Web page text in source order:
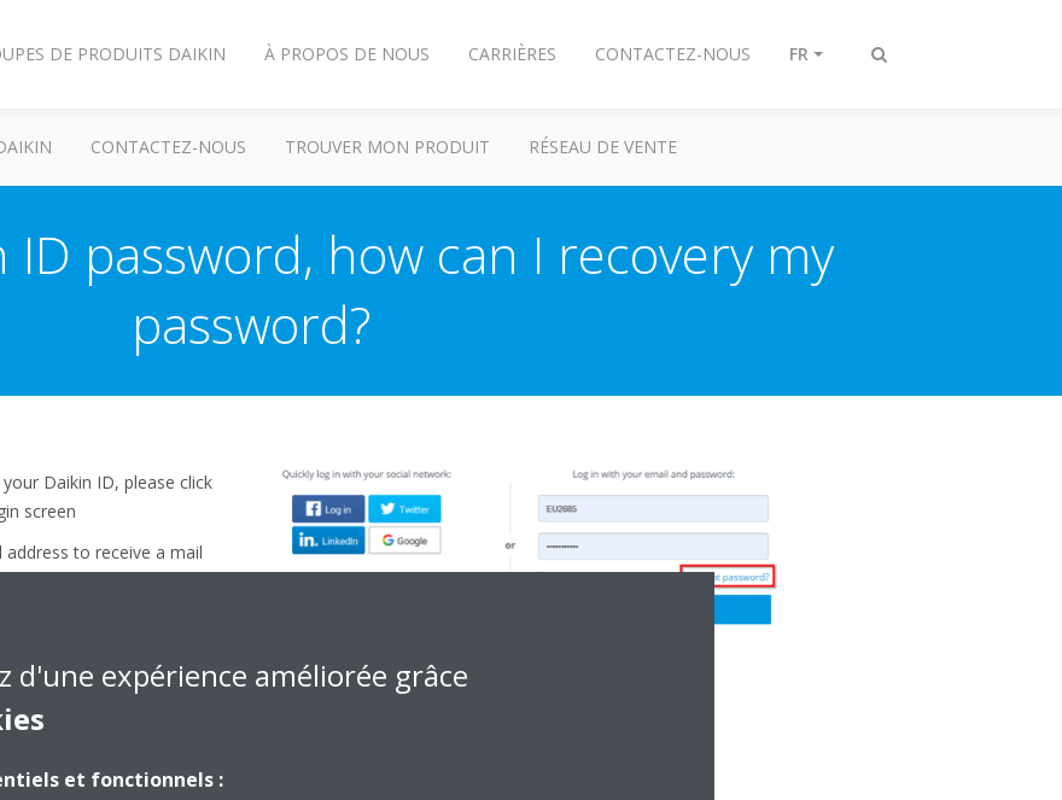
Afficher/masquer
DE PRODUITS DAIKIN À PROPOS DE NOUS CARRIÈRES CONTACTEZ-NOUS FR
CONTACTEZ-NOUS TROUVER MON PRODUIT RÉSEAU DE VENTE
ID password, how can I recovery my
password?
Daikin ID, please click
screen
to receive a mail
Follow the link in the
d'une expérience améliorée grâce
et fonctionnels :